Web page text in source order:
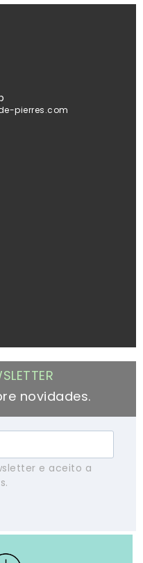
pierres.com
novidades.
e aceito a